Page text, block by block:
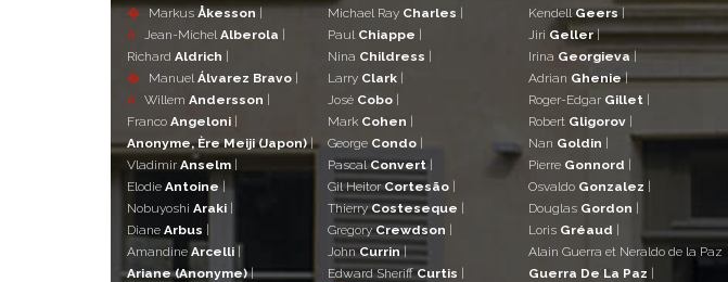
�
Markus Åkesson |
A
Jean-Michel Alberola |
Richard Aldrich |
�
Manuel Álvarez Bravo |
A Willem Andersson |
Franco Angeloni |
Anonyme, Ère Meiji (Japon)|
Vladimir Anselm |
Elodie Antoine|
Nobuyoshi Araki |
Diane Arbus |
Amandine Arcelli |
Ariane (Anonyme)|
Michael Ray Charles |
Paul Chiappe |
Nina Childress |
Larry Clark |
José Cobo |
Mark Cohen |
George Condo |
PascalConvert |
Gil HeitorCortesão |
ThierryCosteseque |
GregoryCrewdson |
JohnCurrin|
Edward SheriffCurtis |
KendellGeers |
Jiri Geller|
Irina Georgieva|
Adrian Ghenie|
Roger-Edgar Gillet |
Robert Gligorov |
Nan Goldin |
Pierre Gonnord |
Osvaldo Gonzalez |
Douglas Gordon |
Loris Gréaud |
Alain Guerra et Neraldo de la Paz
Guerra De La Paz |